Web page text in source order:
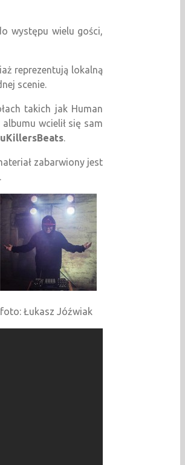
występu wielu gości,
reprezentują lokalną
scenie.
takich jak Human
wcielił się sam
.
zabarwiony jest
foto: Łukasz Jóźwiak